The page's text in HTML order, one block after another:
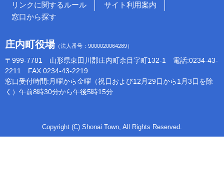
リンクに関するルール
サイト利用案内
窓口から探す
庄内町役場（法人番号：9000020064289）
〒999-7781 山形県東田川郡庄内町余目字町132-1 電話:0234-43-
2211 FAX:0234-43-2219
窓口受付時間:月曜から金曜（祝日および12月29日から1月3日を除
く）午前8時30分から午後5時15分
Copyright (C) Shonai Town, All Rights Reserved.